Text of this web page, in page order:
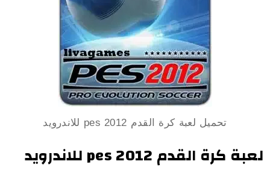
تحميل لعبة كرة القدم pes 2012 للاندرويد
لعبة كرة القدم pes 2012 للاندرويد